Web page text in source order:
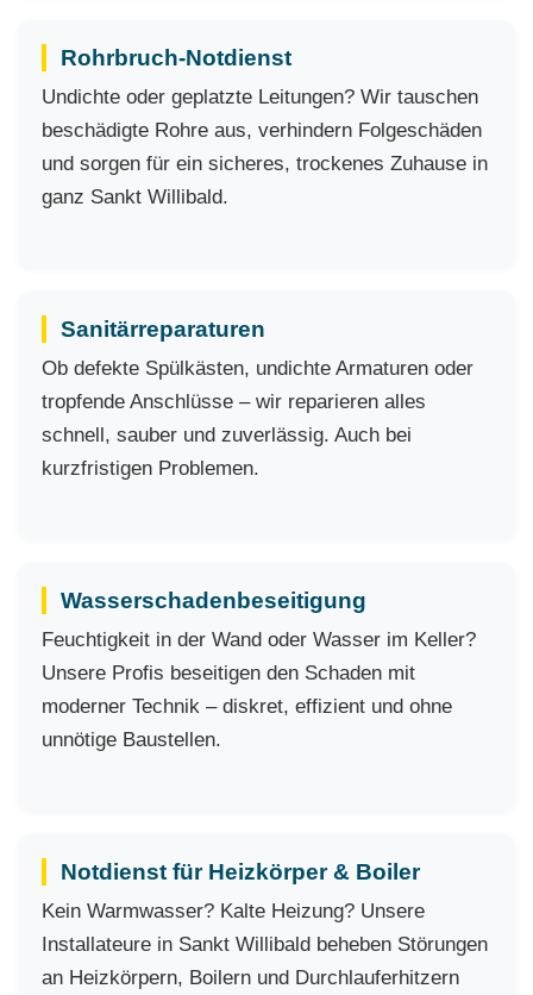
Rohrbruch-Notdienst
Undichte oder geplatzte Leitungen? Wir tauschen
beschädigte Rohre aus, verhindern Folgeschäden
und sorgen für ein sicheres, trockenes Zuhause in
ganz Sankt Willibald.
Sanitärreparaturen
Ob defekte Spülkästen, undichte Armaturen oder
tropfende Anschlüsse – wir reparieren alles
schnell, sauber und zuverlässig. Auch bei
kurzfristigen Problemen.
Wasserschadenbeseitigung
Feuchtigkeit in der Wand oder Wasser im Keller?
Unsere Profis beseitigen den Schaden mit
moderner Technik – diskret, effizient und ohne
unnötige Baustellen.
Notdienst für Heizkörper & Boiler
Kein Warmwasser? Kalte Heizung? Unsere
Installateure in Sankt Willibald beheben Störungen
an Heizkörpern, Boilern und Durchlauferhitzern